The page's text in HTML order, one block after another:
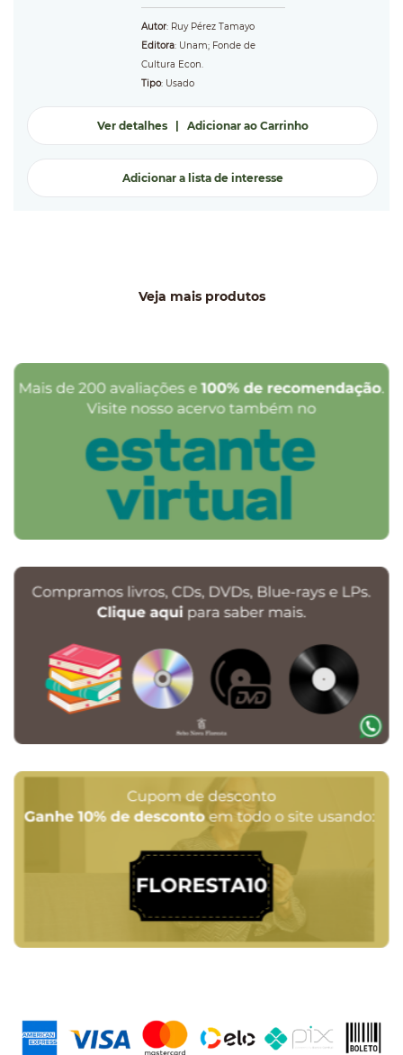
Autor: Ruy Pérez Tamayo
Editora: Unam; Fonde de
Cultura Econ.
Tipo: Usado
Ver detalhes| Adicionar ao Carrinho
Adicionar a lista de interesse
Veja mais produtos